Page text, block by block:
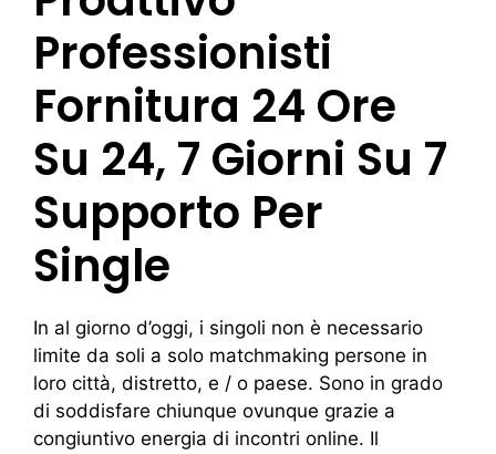
Professionisti
Fornitura 24 Ore
Su 24, 7 Giorni Su 7
Supporto Per
Single
In al giorno d’oggi, i singoli non è necessario
limite da soli a solo matchmaking persone in
loro città, distretto, e / o paese. Sono in grado
di soddisfare chiunque ovunque grazie a
congiuntivo energia di incontri online. Il